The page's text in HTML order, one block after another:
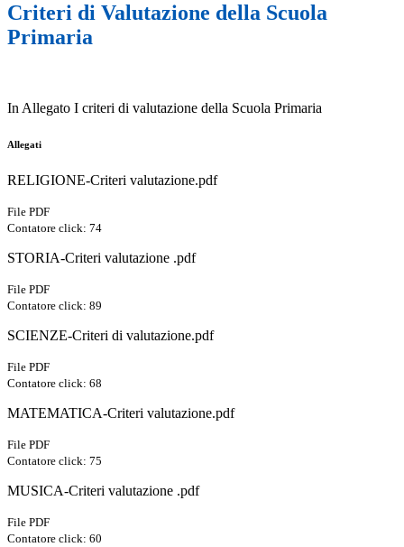
Criteri di Valutazione della Scuola
Primaria
In Allegato I criteri di valutazione della Scuola Primaria
Allegati
RELIGIONE-Criteri valutazione.pdf
File PDF
Contatore click: 74
STORIA-Criteri valutazione .pdf
File PDF
Contatore click: 89
SCIENZE-Criteri di valutazione.pdf
File PDF
Contatore click: 68
MATEMATICA-Criteri valutazione.pdf
File PDF
Contatore click: 75
MUSICA-Criteri valutazione .pdf
File PDF
Contatore click: 60